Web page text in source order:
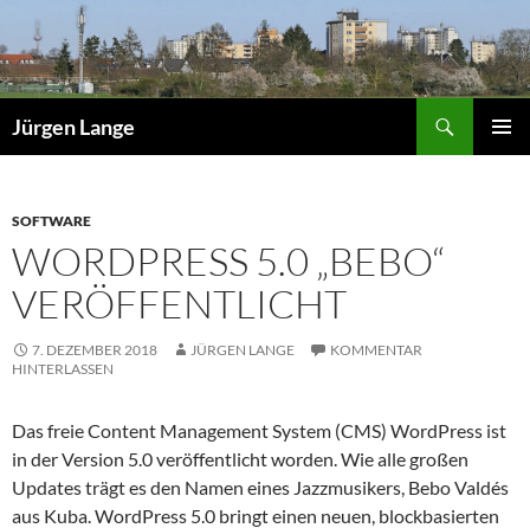
Inhalt
springen
Jürgen Lange
SOFTWARE
WORDPRESS 5.0 „BEBO“
VERÖFFENTLICHT
7. DEZEMBER 2018 JÜRGEN LANGE
KOMMENTAR
HINTERLASSEN
Das freie Content Management System (CMS) WordPress ist
in der Version 5.0 veröffentlicht worden. Wie alle großen
Updates trägt es den Namen eines Jazzmusikers, Bebo Valdés
aus Kuba. WordPress 5.0 bringt einen neuen, blockbasierten